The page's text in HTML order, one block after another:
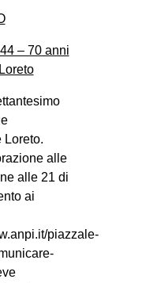
Loreto.
alle
alle 21 di
ai
piazzale-